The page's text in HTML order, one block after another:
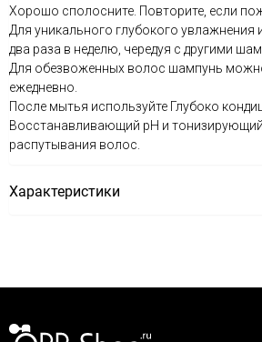
Хорошо сполосните. Повторите, если
Для уникального глубокого увлажнения
два раза в неделю, чередуя с другими
Для обезвоженных волос шампунь
ежедневно.
После мытья используйте Глубоко
Восстанавливающий рН и тонизирующий
распутывания волос.
Характеристики